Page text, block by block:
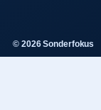
© 2026 Sonderfokus